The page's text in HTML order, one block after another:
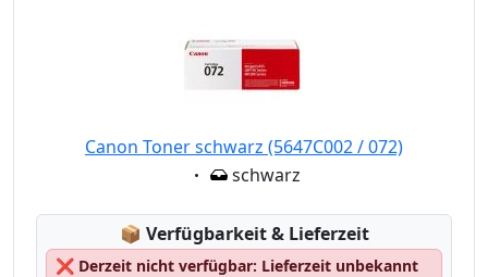
Canon Toner schwarz (5647C002 / 072)
Eigenschaft:
schwarz
📦 Lagerstatus:
Verfügbarkeit & Lieferzeit
❌ Derzeit nicht verfügbar: Lieferzeit unbekannt